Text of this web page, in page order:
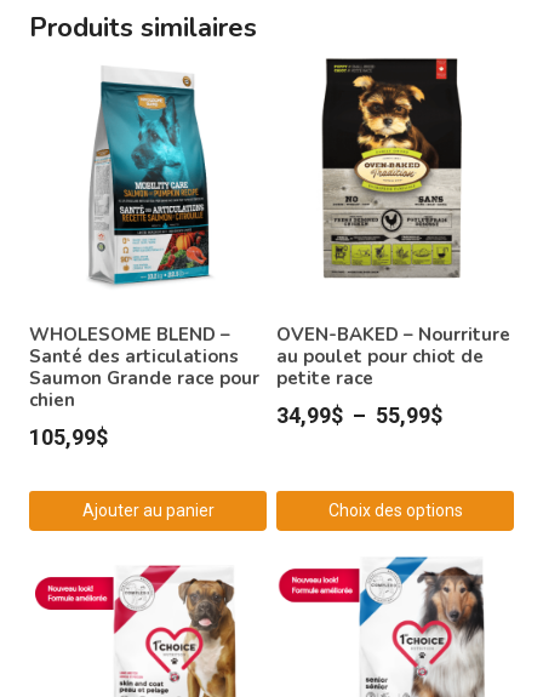
Produits similaires
WHOLESOME BLEND –
Santé des articulations
Saumon Grande race pour
chien
105,99$
Ajouter au panier
OVEN-BAKED – Nourriture
au poulet pour chiot de
petite race
34,99$ – 55,99$Plage
34,99$
55,99$
Choix des options
produit
variations.